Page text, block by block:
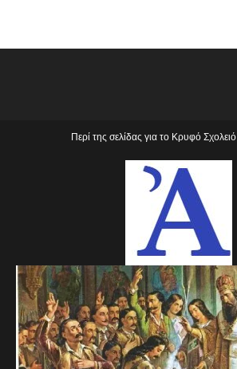
Περί της σελίδας για το Κρυφό Σχολειό